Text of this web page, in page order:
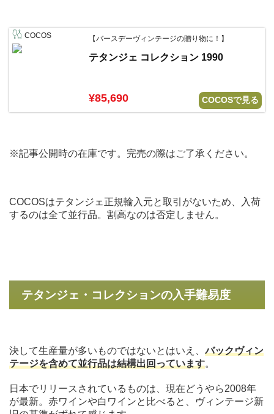
COCOS 【バースデーヴィンテージの贈り物に！】
テタンジェ コレクション 1990
¥85,690 COCOSで見る
※記事公開時の在庫です。完売の際はご了承ください。
COCOSはテタンジェ正規輸入元と取引がないため、入荷
するのは全て並行品。割高なのは否定しません。
テタンジェ・コレクションの入手難易度
決して生産量が多いものではないとはいえ、バックヴィン
テージを含めて並行品は結構出回っています。
日本でリリースされているものは、現在どうやら2008年
が最新。赤ワインや白ワインと比べると、ヴィンテージ新